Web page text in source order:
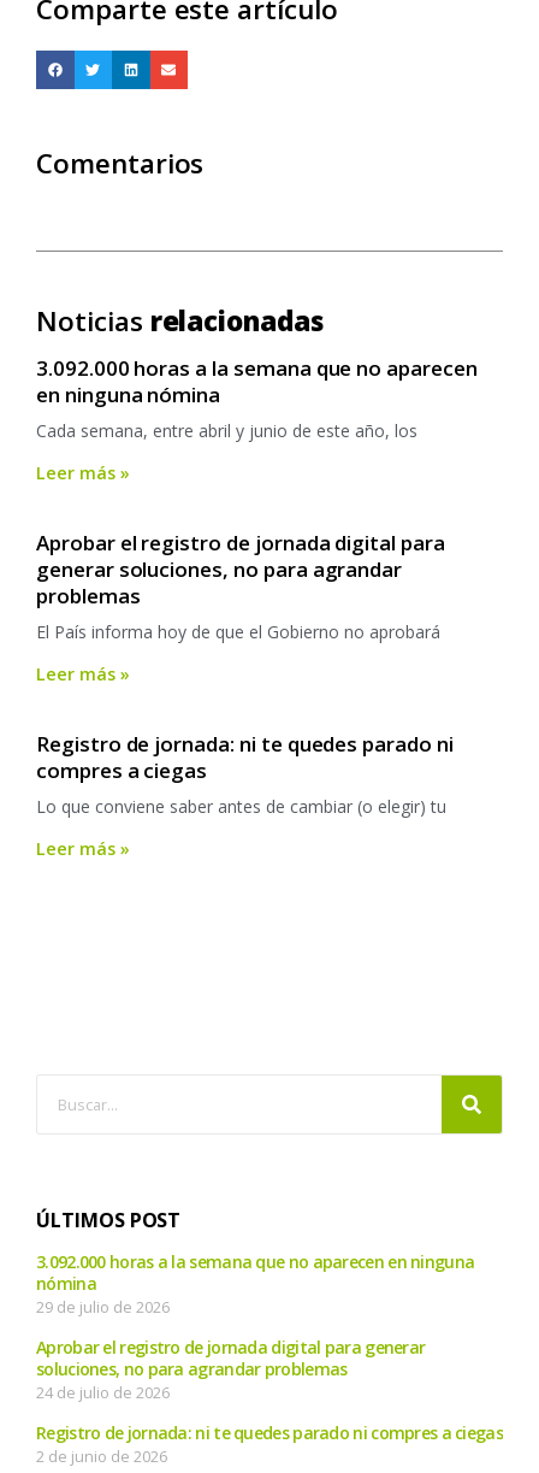
Comparte este artículo
Comentarios
Noticias relacionadas
3.092.000 horas a la semana que no aparecen
en ninguna nómina
Cada semana, entre abril y junio de este año, los
Leer más »
Aprobar el registro de jornada digital para
generar soluciones, no para agrandar
problemas
El País informa hoy de que el Gobierno no aprobará
Leer más »
Registro de jornada: ni te quedes parado ni
compres a ciegas
Lo que conviene saber antes de cambiar (o elegir) tu
Leer más »
ÚLTIMOS POST
3.092.000 horas a la semana que no aparecen en ninguna
nómina
29 de julio de 2026
Aprobar el registro de jornada digital para generar
soluciones, no para agrandar problemas
24 de julio de 2026
Registro de jornada: ni te quedes parado ni compres a ciegas
2 de junio de 2026